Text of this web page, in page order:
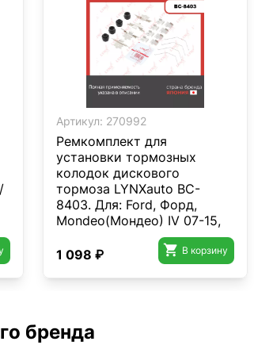
Артикул: 270992
Ремкомплект для
установки тормозных
колодок дискового
тормоза LYNXauto BC-
8403. Для: Ford, Форд,
Mondeo(Мондео) IV 07-15,
Mazda, Мазда, 6(GH) 07-13 .
1 098 ₽
 В корзину
бренда